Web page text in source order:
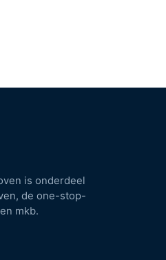
is onderdeel
de one-stop-
mkb.